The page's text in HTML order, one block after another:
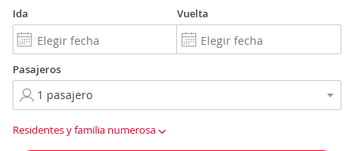
Ida Vuelta
Pasajeros
Residentes y familia numerosa